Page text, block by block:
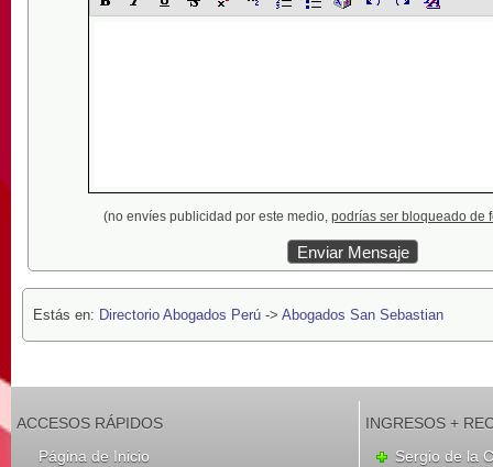
(no envíes publicidad por este medio, podrías ser bloqueado de
Estás en: Directorio Abogados Perú -> Abogados San Sebastian
ACCESOS RÁPIDOS
Página de Inicio
INGRESOS +
Sergio de la